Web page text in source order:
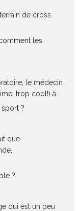
de cross
les
le médecin
trop cool!) à...
?
que
?
qui est un peu